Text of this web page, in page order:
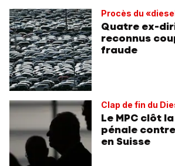
Procès du
Quatre ex-
reconnus
fraude
Clap de fin du
Le MPC clôt
pénale
en Suisse